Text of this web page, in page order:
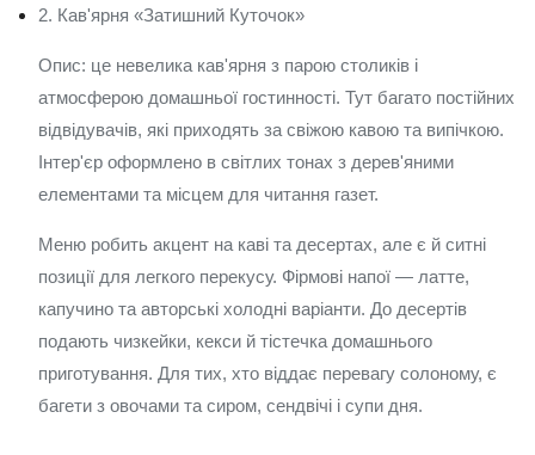
2. Кав'ярня «Затишний Куточок»
Опис: це невелика кав'ярня з парою столиків і
атмосферою домашньої гостинності. Тут багато постійних
відвідувачів, які приходять за свіжою кавою та випічкою.
Інтер'єр оформлено в світлих тонах з дерев'яними
елементами та місцем для читання газет.
Меню робить акцент на каві та десертах, але є й ситні
позиції для легкого перекусу. Фірмові напої — латте,
капучино та авторські холодні варіанти. До десертів
подають чизкейки, кекси й тістечка домашнього
приготування. Для тих, хто віддає перевагу солоному, є
багети з овочами та сиром, сендвічі і супи дня.